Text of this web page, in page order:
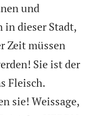
und
in dieser Stadt,
Zeit müssen
Sie ist der
Fleisch.
sie! Weissage,